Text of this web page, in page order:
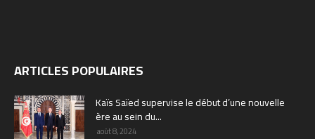
ARTICLES POPULAIRES
Kaïs Saïed supervise le début d’une nouvelle
ère au sein du...
août 8, 2024